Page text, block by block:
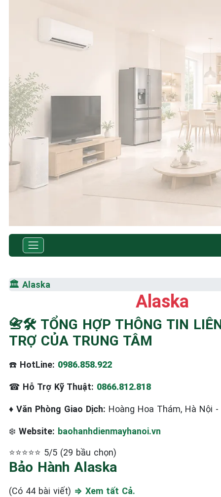
ALASKA
Tốc Độ Tối Đa • Chất Lượng Tối Ưu • Chi Phí Tối
☎️ 09.86.85.89.22
🏛️ Alaska
Alaska
📇🛠️ TỔNG HỢP THÔNG TIN
TRỢ CỦA TRUNG TÂM
☎️ HotLine: 0986.858.922
☎ Hỗ Trợ Kỹ Thuật: 0866.812.818
♦ Văn Phòng Giao Dịch: Hoàng Hoa Thám, Hà Nội -
❄️ Website: baohanhdienmayhanoi.vn
⭐⭐⭐⭐⭐ 5/5 (29 bầu chọn)
Bảo Hành Alaska
(Có 44 bài viết) ⇒ Xem tất Cả.